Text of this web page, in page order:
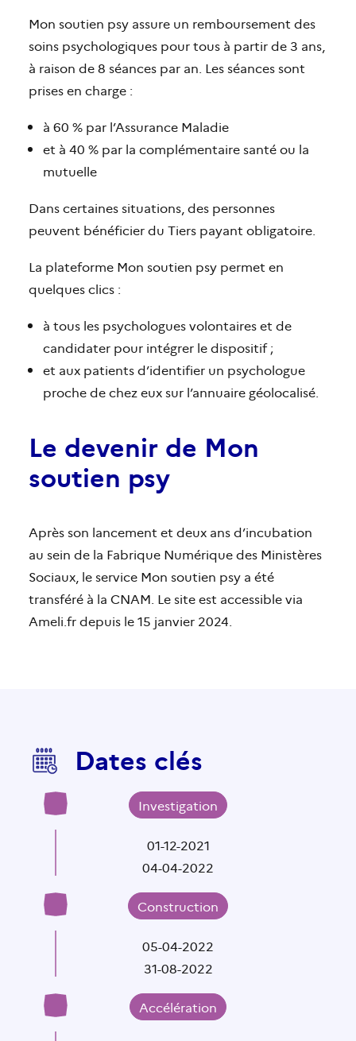
Mon soutien psy assure un remboursement des
soins psychologiques pour tous à partir de 3 ans,
à raison de 8 séances par an. Les séances sont
prises en charge :
à 60 % par l’Assurance Maladie
et à 40 % par la complémentaire santé ou la
mutuelle
Dans certaines situations, des personnes
peuvent bénéficier du Tiers payant obligatoire.
La plateforme Mon soutien psy permet en
quelques clics :
à tous les psychologues volontaires et de
candidater pour intégrer le dispositif ;
et aux patients d’identifier un psychologue
proche de chez eux sur l’annuaire géolocalisé.
Le devenir de Mon
soutien psy
Après son lancement et deux ans d’incubation
au sein de la Fabrique Numérique des Ministères
Sociaux, le service Mon soutien psy a été
transféré à la CNAM. Le site est accessible via
Ameli.fr depuis le 15 janvier 2024.
Dates clés
Investigation
01-12-2021
04-04-2022
Construction
05-04-2022
31-08-2022
Accélération